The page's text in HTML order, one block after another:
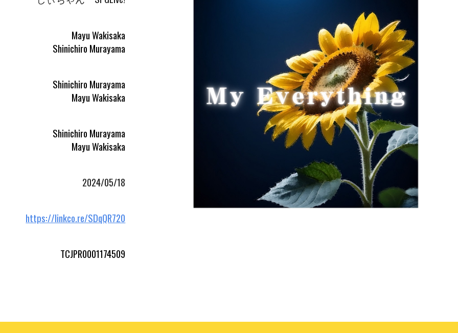
Mayu Wakisaka
Shinichiro Murayama
Shinichiro Murayama
Mayu Wakisaka
Shinichiro Murayama
Mayu Wakisaka
2024/05/18
https://linkco.re/SDqQR720
TCJPR0001174509